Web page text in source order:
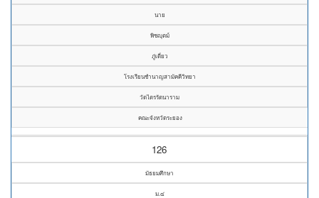
นาย
พิชญุตม์
ภู่เดี่ยว
โรงเรียนชำนาญสามัคคีวิทยา
วัดไตรรัตนาราม
คณะจังหวัดระยอง
126
มัธยมศึกษา
ม.๔